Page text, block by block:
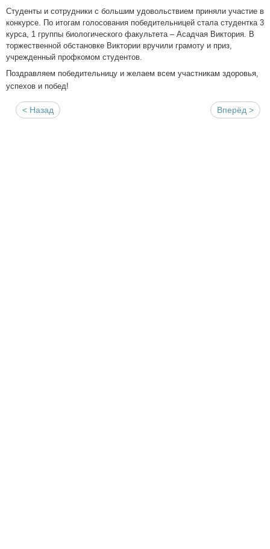
Студенты и сотрудники с большим удовольствием приняли участие в
конкурсе. По итогам голосования победительницей стала студентка 3
курса, 1 группы биологического факультета – Асадчая Виктория. В
торжественной обстановке Виктории вручили грамоту и приз,
учрежденный профкомом студентов.
Поздравляем победительницу и желаем всем участникам здоровья,
успехов и побед!
< Назад Вперёд >